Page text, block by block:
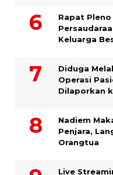
Rapat
Keluarga
Diduga
Operasi
Dilaporkan
​Nadiem
Penjara,
Orangtua
Live